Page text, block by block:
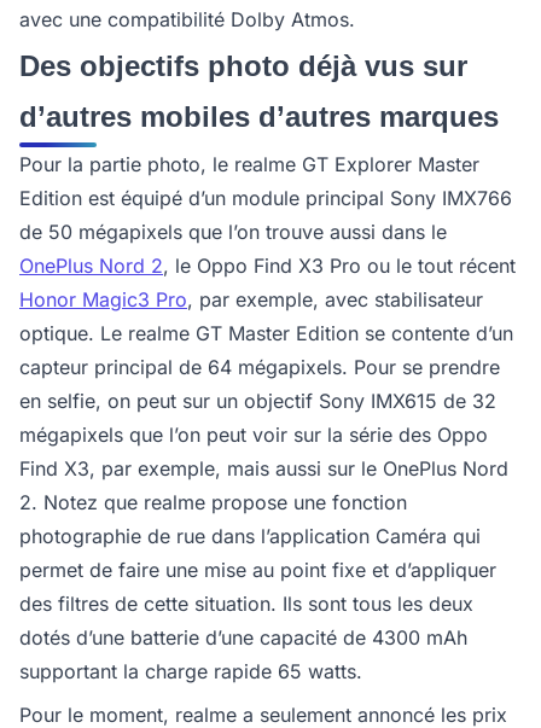
avec une compatibilité Dolby Atmos.
Des objectifs photo déjà vus sur
d’autres mobiles d’autres marques
Pour la partie photo, le realme GT Explorer Master
Edition est équipé d’un module principal Sony IMX766
de 50 mégapixels que l’on trouve aussi dans le
OnePlus Nord 2, le Oppo Find X3 Pro ou le tout récent
Honor Magic3 Pro, par exemple, avec stabilisateur
optique. Le realme GT Master Edition se contente d’un
capteur principal de 64 mégapixels. Pour se prendre
en selfie, on peut sur un objectif Sony IMX615 de 32
mégapixels que l’on peut voir sur la série des Oppo
Find X3, par exemple, mais aussi sur le OnePlus Nord
2. Notez que realme propose une fonction
photographie de rue dans l’application Caméra qui
permet de faire une mise au point fixe et d’appliquer
des filtres de cette situation. Ils sont tous les deux
dotés d’une batterie d’une capacité de 4300 mAh
supportant la charge rapide 65 watts.
Pour le moment, realme a seulement annoncé les prix